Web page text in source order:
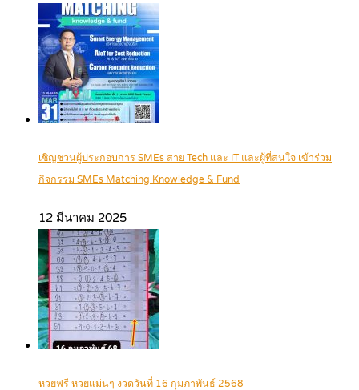
เชิญชวนผู้ประกอบการ SMEs สาย Tech และ IT และผู้ที่สนใจ เข้าร่วม
กิจกรรม SMEs Matching Knowledge & Fund
12 มีนาคม 2025
หวยฟรี หวยแม่นๆ งวดวันที่ 16 กุมภาพันธ์ 2568